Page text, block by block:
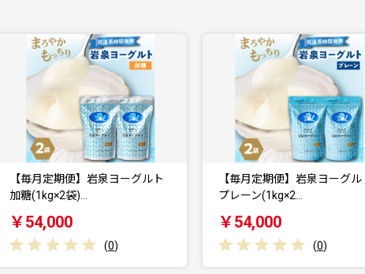
【毎月定期便】岩泉ヨーグルト
プレーン(1kg×2…
￥54,000
(0)
北海道 牧家 Bocca ヨーグルト
1000g …
￥28,000
(0)